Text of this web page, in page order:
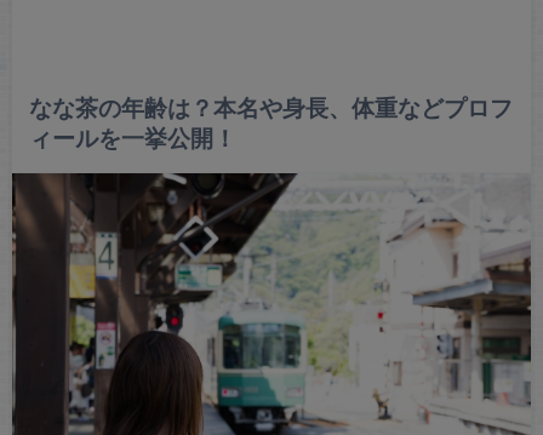
なな茶の年齢は？本名や身長、体重などプロフ
ィールを一挙公開！